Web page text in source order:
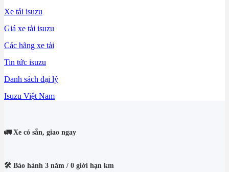
Xe tải isuzu
Giá xe tải isuzu
Các hãng xe tải
Tin tức isuzu
Danh sách đại lý
Isuzu Việt Nam
🚛 Xe có sẵn, giao ngay
🛠️ Bảo hành 3 năm / 0 giới hạn km